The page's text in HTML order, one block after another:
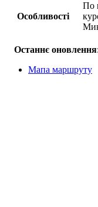
Особливості
По
Останнє оновлення
Мапа маршруту